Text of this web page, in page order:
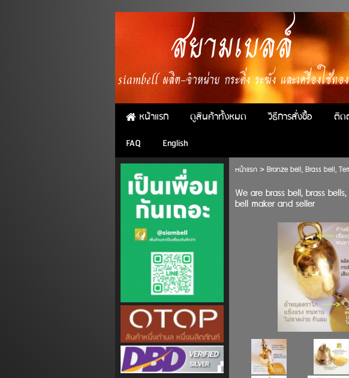
สยามเบลล์
siambell ผลิต-จำหน่าย กระดิ่ง ระฆัง และเครื่องใช้ทอ
หน้าแรก ดูสินค้าทั้งหมด วิธีการสั่งซื้อ ติด
FAQ
English
หน้าแรก> Bronze bell, Brass bell,
We are brass bell, brass
bell maker and seller